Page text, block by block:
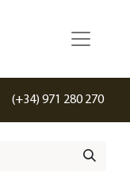
(+34) 971 280 270